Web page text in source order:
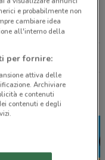
i negozi Autogrill
e probabilmente non
cambiare idea
all'interno della
per fornire:
attiva delle
Archiviare
e contenuti
contenuti e degli